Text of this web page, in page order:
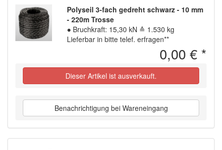
Polyseil 3-fach gedreht schwarz - 10 mm
- 220m Trosse
● Bruchkraft: 15,30 kN ≙ 1.530 kg
Lieferbar in bitte telef. erfragen**
0,00 € *
Dieser Artikel ist ausverkauft.
Benachrichtigung bei Wareneingang